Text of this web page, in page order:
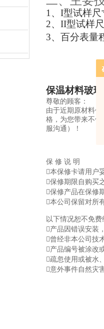
1 、 I型试样尺
2、 II型试样尺
3、百分表量
保温材料玻
尊敬的顾客：
由于近期原材料
格，为您带来不
服沟通）！
保 修 说 明
本保修卡请用户
保修期限自购买
保修产品在保修
本公司保留对所
以下情况恕不免费
产品因错误安装
曾经非本公司技
产品编号被涂改
疏忽使用或被水
意外事件自然灾